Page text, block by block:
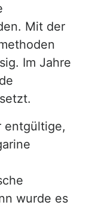
Mit der
Im Jahre
entgültige,
wurde es